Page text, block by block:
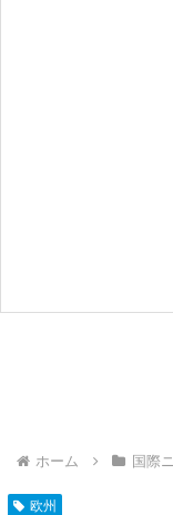
ホーム 国際
欧州